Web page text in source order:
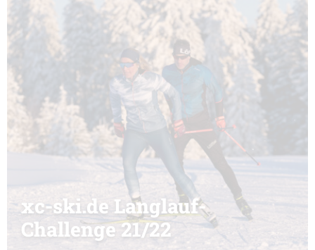
xc-ski.de Langlauf-
Challenge 21/22